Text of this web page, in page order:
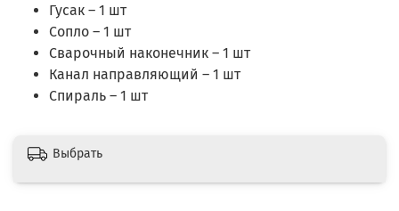
Гусак – 1 шт
Сопло – 1 шт
Сварочный наконечник – 1 шт
Канал направляющий – 1 шт
Спираль – 1 шт
Выбрать